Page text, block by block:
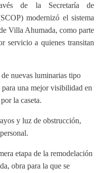
de la Secretaría de
modernizó el sistema
Villa Ahumada, como parte
servicio a quienes transitan
nuevas luminarias tipo
una mejor visibilidad en
la caseta.
y luz de obstrucción,
etapa de la remodelación
obra para la que se